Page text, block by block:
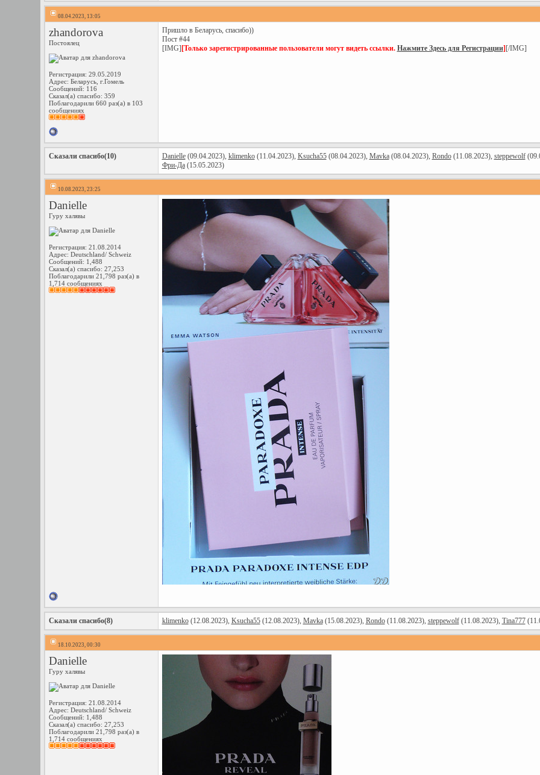
08.04.2023, 13:05
zhandorova
Постоялец
Регистрация: 29.05.2019
Адрес: Беларусь, г.Гомель
Сообщений: 116
Сказал(а) спасибо: 359
Поблагодарили 660 раз(а) в 103
сообщениях
Пришло в Беларусь, спасибо))
Пост #44
[IMG] [Только зарегистрированные пользователи могут видеть ссылки. Нажмите Здесь для Регистрации] [/IMG]
Сказали спасибо(10) Danielle(09.04.2023), klimenko(11.04.2023), Ksucha55(08.04.2023), Mavka(08.04.2023), Rondo(11.08.2023), steppewolf
Фри-Да(15.05.2023)
10.08.2023, 23:25
Danielle
Гуру халявы
Регистрация: 21.08.2014
Адрес: Deutschland/ Schweiz
Сообщений: 1,488
Сказал(а) спасибо: 27,253
Поблагодарили 21,798 раз(а) в
1,714 сообщениях
Сказали спасибо(8) klimenko(12.08.2023), Ksucha55(12.08.2023), Mavka(15.08.2023), Rondo(11.08.2023), steppewolf(11.08.2023), Tina777
18.10.2023, 00:30
Danielle
Гуру халявы
Регистрация: 21.08.2014
Адрес: Deutschland/ Schweiz
Сообщений: 1,488
Сказал(а) спасибо: 27,253
Поблагодарили 21,798 раз(а) в
1,714 сообщениях